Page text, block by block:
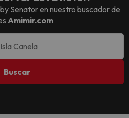
Senatoren nuestro buscador de
Amimir.com
Buscar